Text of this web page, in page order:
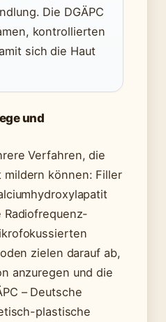
Die DGÄPC
kontrollierten
sich die Haut
und
Verfahren, die
mildern können: Filler
zielen darauf ab,
anzuregen und die
– Deutsche
plastische